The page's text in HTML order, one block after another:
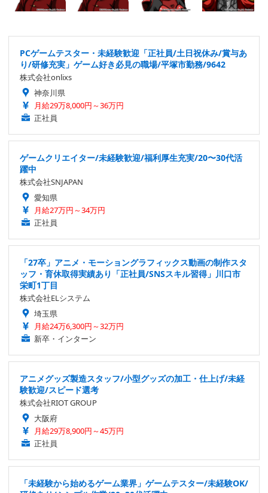
PCゲームテスター・未経験歓迎「正社員/土日祝休み/賞与あ
り/研修充実」ゲーム好き必見の職場/平塚市勤務/9642
株式会社onlixs
神奈川県
月給29万8,000円～36万円
正社員
ゲームクリエイター/未経験歓迎/福利厚生充実/20〜30代活
躍中
株式会社SNJAPAN
愛知県
月給27万円～34万円
正社員
「27卒」アニメ・モーショングラフィックス動画の制作スタ
ッフ・育休取得実績あり「正社員/SNSスキル習得」川口市
栄町1丁目
株式会社ELシステム
埼玉県
月給24万6,300円～32万円
新卒・インターン
アニメグッズ製造スタッフ/小型グッズの加工・仕上げ/未経
験歓迎/スピード選考
株式会社RIOT GROUP
大阪府
月給29万8,900円～45万円
正社員
「未経験から始めるゲーム業界」ゲームテスター/未経験OK/